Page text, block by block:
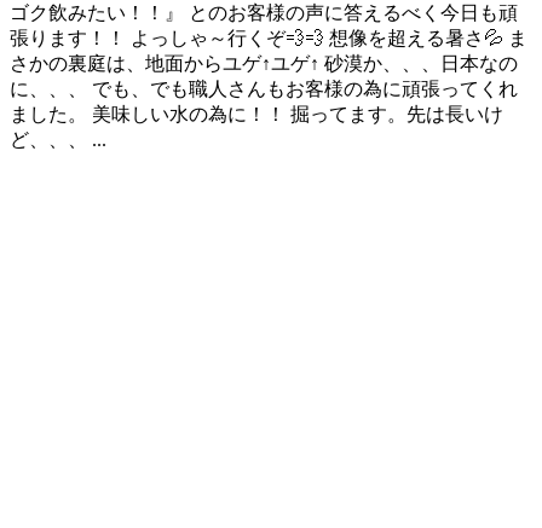
ゴク飲みたい！！』 とのお客様の声に答えるべく今日も頑
張ります！！ よっしゃ～行くぞ💨💨 想像を超える暑さ💦 ま
さかの裏庭は、地面からユゲ↑ユゲ↑ 砂漠か、、、日本なの
に、、、 でも、でも職人さんもお客様の為に頑張ってくれ
ました。 美味しい水の為に！！ 掘ってます。先は長いけ
ど、、、 ...